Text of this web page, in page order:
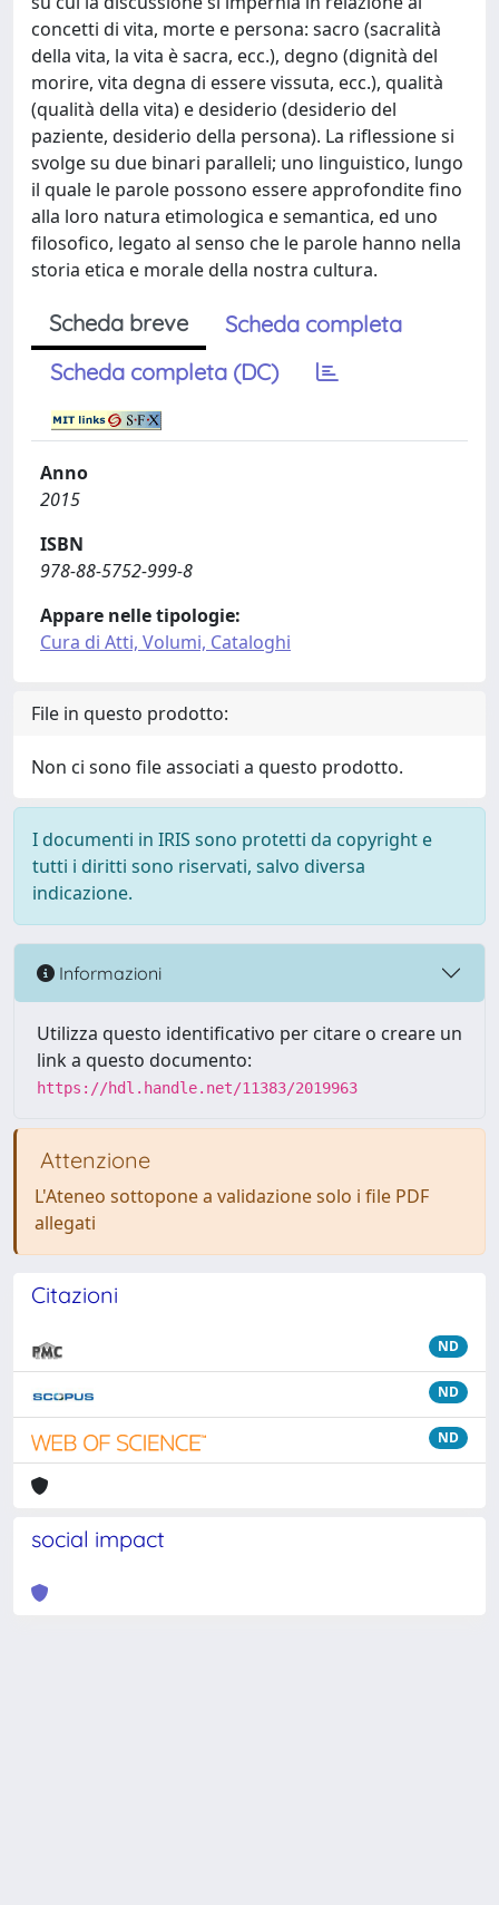
concetti di vita, morte e persona: sacro (sacralità
della vita, la vita è sacra, ecc.), degno (dignità del
morire, vita degna di essere vissuta, ecc.), qualità
(qualità della vita) e desiderio (desiderio del
paziente, desiderio della persona). La riflessione si
svolge su due binari paralleli; uno linguistico, lungo
il quale le parole possono essere approfondite fino
alla loro natura etimologica e semantica, ed uno
filosofico, legato al senso che le parole hanno nella
storia etica e morale della nostra cultura.
Scheda breve
Scheda completa
Scheda completa (DC)
Anno
2015
ISBN
978-88-5752-999-8
Appare nelle tipologie:
Cura di Atti, Volumi, Cataloghi
File in questo prodotto:
Non ci sono file associati a questo prodotto.
I documenti in IRIS sono protetti da copyright e
tutti i diritti sono riservati, salvo diversa
indicazione.
Informazioni
Utilizza questo identificativo per citare o creare un
link a questo documento:
https://hdl.handle.net/11383/2019963
Attenzione
L'Ateneo sottopone a validazione solo i file PDF
allegati
Citazioni
ND
ND
ND
social impact